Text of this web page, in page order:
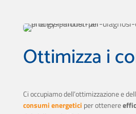
Ottimizza i
Ci occupiamo dell’ottimizzazione e
consumi energetici per ottenere